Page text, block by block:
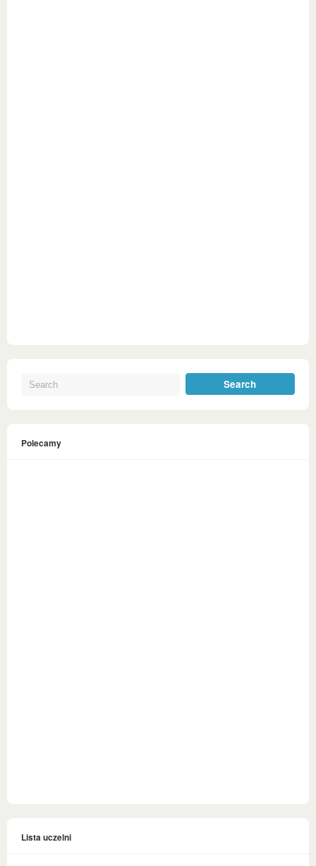
Polecamy
Lista uczelni